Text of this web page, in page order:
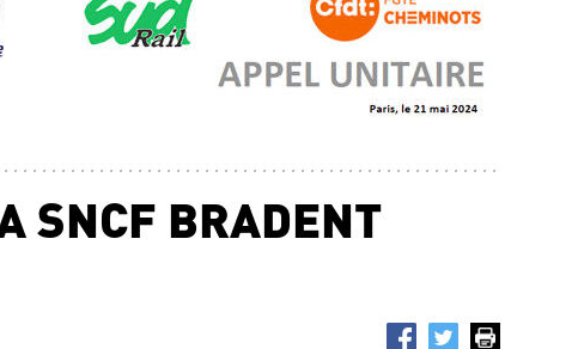
SNCF BRADENT